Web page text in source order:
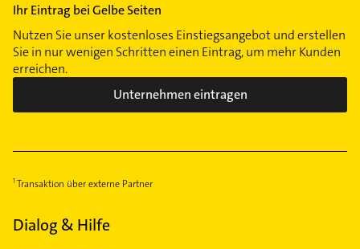
Stötteritz
Wiederitzsch
Zentrum-Nord
Zentrum-Nordwest
Zentrum-West
Ihr Eintrag bei Gelbe Seiten
Nutzen Sie unser kostenloses Einstiegsangebot und erstellen
Sie in nur wenigen Schritten einen Eintrag, um mehr Kunden
erreichen.
Unternehmen eintragen
Transaktion über externe Partner
Dialog & Hilfe